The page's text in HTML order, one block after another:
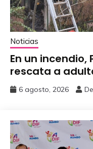
Noticias
En un incendio,
‎rescata a
6 agosto, 2026